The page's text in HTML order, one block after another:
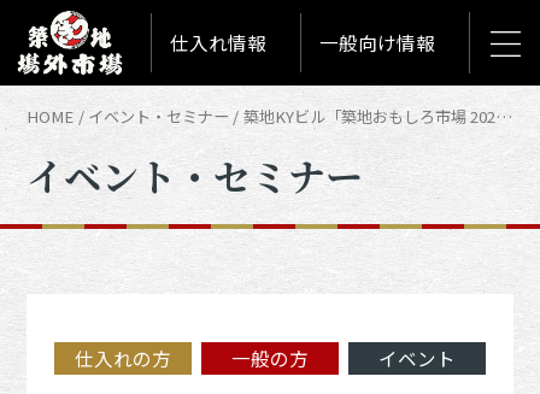
仕入れ情報 一般向け情報
HOME イベント・セミナー 築地KYビル「築地おもしろ市場 2026年夏の福引セール！」 | イベント・セミナー
イベント・セミナー
仕入れの方 一般の方 イベント